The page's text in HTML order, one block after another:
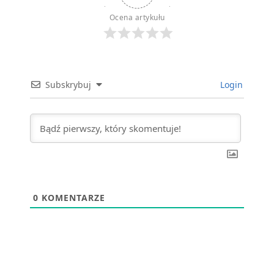
Ocena artykułu
Subskrybuj Login
0 KOMENTARZE